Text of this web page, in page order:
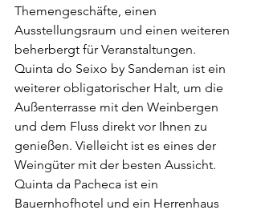
Themengeschäfte, einen
Ausstellungsraum und einen weiteren
beherbergt für Veranstaltungen.
Quinta do Seixo by Sandeman ist ein
weiterer obligatorischer Halt, um die
Außenterrasse mit den Weinbergen
und dem Fluss direkt vor Ihnen zu
genießen. Vielleicht ist es eines der
Weingüter mit der besten Aussicht.
Quinta da Pacheca ist ein
Bauernhofhotel und ein Herrenhaus